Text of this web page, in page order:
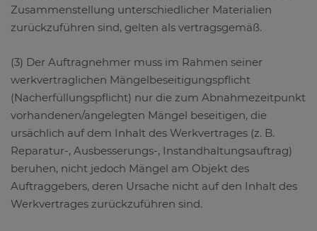
Zusammenstellung unterschiedlicher Materialien
zurückzuführen sind, gelten als vertragsgemäß.
(3) Der Auftragnehmer muss im Rahmen seiner
werkvertraglichen Mängelbeseitigungspflicht
(Nacherfüllungspflicht) nur die zum Abnahmezeitpunkt
vorhandenen/angelegten Mängel beseitigen, die
ursächlich auf dem Inhalt des Werkvertrages (z. B.
Reparatur-, Ausbesserungs-, Instandhaltungsauftrag)
beruhen, nicht jedoch Mängel am Objekt des
Auftraggebers, deren Ursache nicht auf den Inhalt des
Werkvertrages zurückzuführen sind.